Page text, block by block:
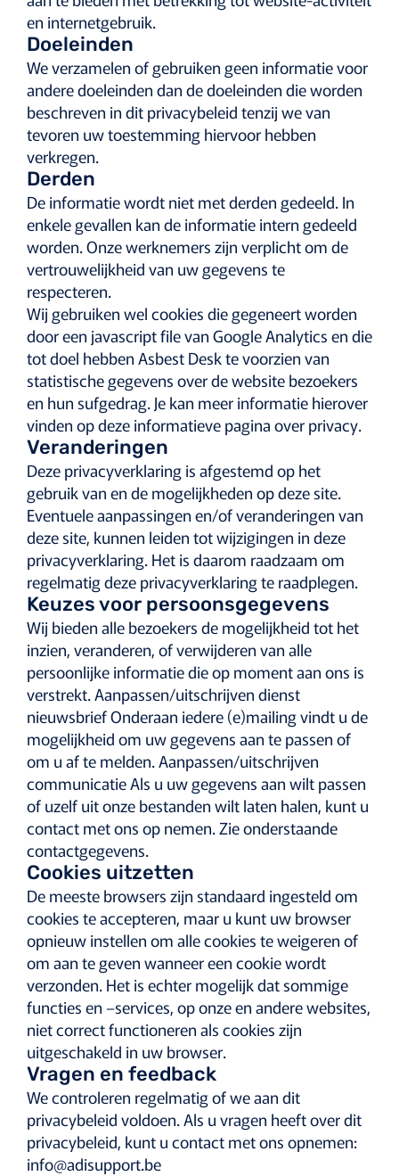
en internetgebruik.
Doeleinden
We verzamelen of gebruiken geen informatie voor
andere doeleinden dan de doeleinden die worden
beschreven in dit privacybeleid tenzij we van
tevoren uw toestemming hiervoor hebben
verkregen.
Derden
De informatie wordt niet met derden gedeeld. In
enkele gevallen kan de informatie intern gedeeld
worden. Onze werknemers zijn verplicht om de
vertrouwelijkheid van uw gegevens te
respecteren.
Wij gebruiken wel cookies die gegeneert worden
door een javascript file van Google Analytics en die
tot doel hebben Asbest Desk te voorzien van
statistische gegevens over de website bezoekers
en hun sufgedrag. Je kan meer informatie hierover
vinden op deze informatieve pagina over privacy.
Veranderingen
Deze privacyverklaring is afgestemd op het
gebruik van en de mogelijkheden op deze site.
Eventuele aanpassingen en/of veranderingen van
deze site, kunnen leiden tot wijzigingen in deze
privacyverklaring. Het is daarom raadzaam om
regelmatig deze privacyverklaring te raadplegen.
Keuzes voor persoonsgegevens
Wij bieden alle bezoekers de mogelijkheid tot het
inzien, veranderen, of verwijderen van alle
persoonlijke informatie die op moment aan ons is
verstrekt. Aanpassen/uitschrijven dienst
nieuwsbrief Onderaan iedere (e)mailing vindt u de
mogelijkheid om uw gegevens aan te passen of
om u af te melden. Aanpassen/uitschrijven
communicatie Als u uw gegevens aan wilt passen
of uzelf uit onze bestanden wilt laten halen, kunt u
contact met ons op nemen. Zie onderstaande
contactgegevens.
Cookies uitzetten
De meeste browsers zijn standaard ingesteld om
cookies te accepteren, maar u kunt uw browser
opnieuw instellen om alle cookies te weigeren of
om aan te geven wanneer een cookie wordt
verzonden. Het is echter mogelijk dat sommige
functies en –services, op onze en andere websites,
niet correct functioneren als cookies zijn
uitgeschakeld in uw browser.
Vragen en feedback
We controleren regelmatig of we aan dit
privacybeleid voldoen. Als u vragen heeft over dit
privacybeleid, kunt u contact met ons opnemen:
info@adisupport.be